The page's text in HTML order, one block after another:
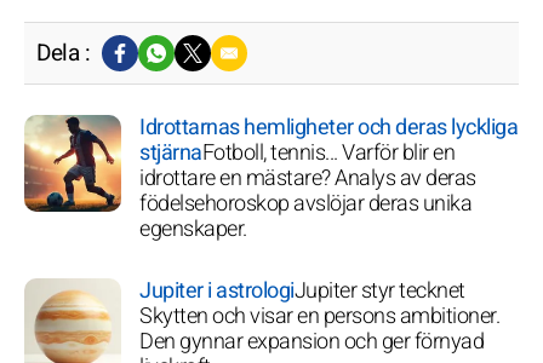
Dela :
Idrottarnas hemligheter och deras lyckliga
stjärnaFotboll, tennis... Varför blir en
idrottare en mästare? Analys av deras
födelsehoroskop avslöjar deras unika
egenskaper.
Jupiter i astrologiJupiter styr tecknet
Skytten och visar en persons ambitioner.
Den gynnar expansion och ger förnyad